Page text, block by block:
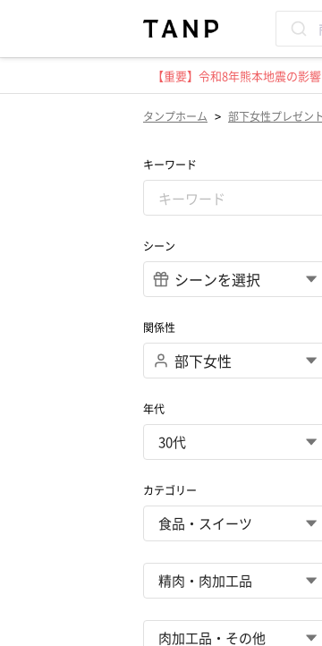
【重要】令和8年熊本地震の影
タンプホーム > 部下女性プレゼン
キーワード
シーン
関係性
年代
カテゴリー